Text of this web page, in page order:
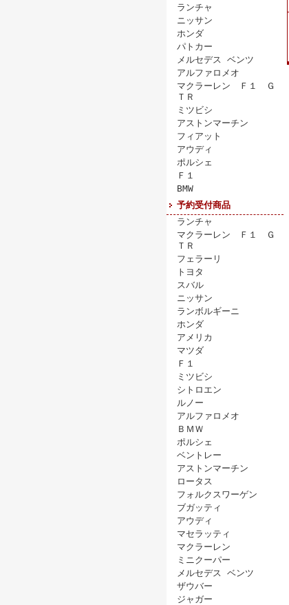
ランチャ
ニッサン
ホンダ
パトカー
メルセデス ベンツ
アルファロメオ
マクラーレン Ｆ１ Ｇ
ＴＲ
ミツビシ
アストンマーチン
フィアット
アウディ
ポルシェ
Ｆ１
BMW
予約受付商品
ランチャ
マクラーレン Ｆ１ Ｇ
ＴＲ
フェラーリ
トヨタ
スバル
ニッサン
ランボルギーニ
ホンダ
アメリカ
マツダ
Ｆ１
ミツビシ
シトロエン
ルノー
アルファロメオ
ＢＭＷ
ポルシェ
ベントレー
アストンマーチン
ロータス
フォルクスワーゲン
ブガッティ
アウディ
マセラッティ
マクラーレン
ミニクーパー
メルセデス ベンツ
ザウバー
ジャガー